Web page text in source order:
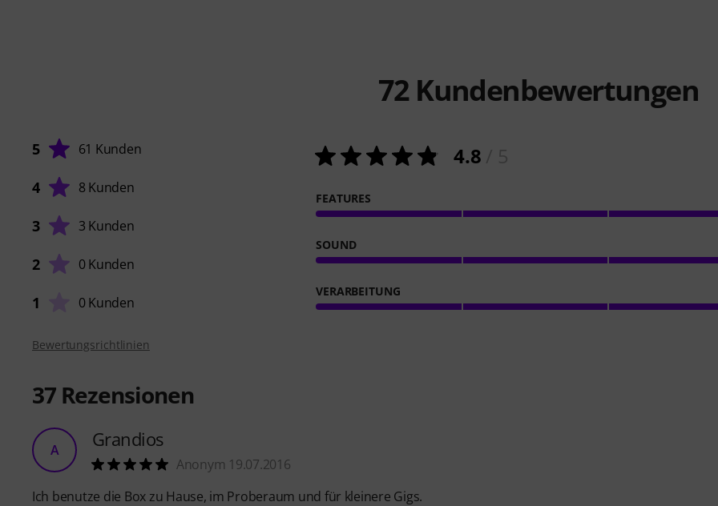
72Kundenbewertungen
5 61 Kunden
4 8 Kunden
3 3 Kunden
2 0 Kunden
1 0 Kunden
4.8
FEATURES
SOUND
VERARBEITUNG
Bewertungsrichtlinien
37 Rezensionen
A Grandios
Anonym 19.07.2016
Ich benutze die Box zu Hause, im Proberaum und für kleinere Gigs.